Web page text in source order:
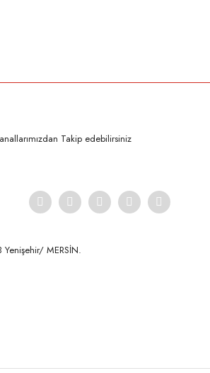
Takip edebilirsiniz
ㅤㅤㅤㅤㅤㅤㅤㅤㅤㅤㅤㅤ ㅤㅤㅤㅤㅤㅤㅤㅤㅤㅤ